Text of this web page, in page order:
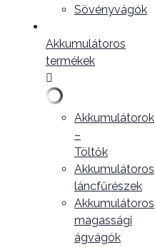
Sövényvágók
Akkumulátoros
termékek
Akkumulátorok
–
Töltők
Akkumulátoros
láncfűrészek
Akkumulátoros
magassági
ágvágók